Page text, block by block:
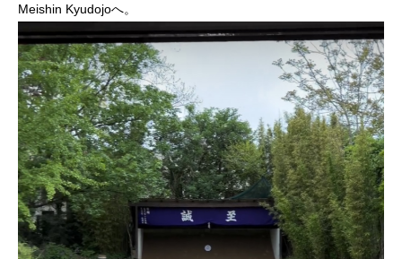
Meishin Kyudojoへ。